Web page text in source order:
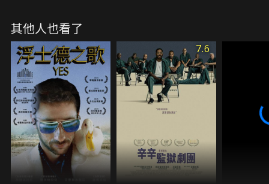
福的日子，卻在艾瑞絲被診斷出阿茲海默症時產生巨
變，她和約翰會如何相互扶持，走完人生最後一程？
其他人也看了
7.6